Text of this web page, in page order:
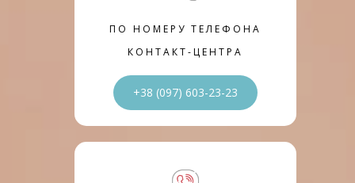
ПО НОМЕРУ ТЕЛЕФОНА
КОНТАКТ-ЦЕНТРА
+38 (097) 603-23-23